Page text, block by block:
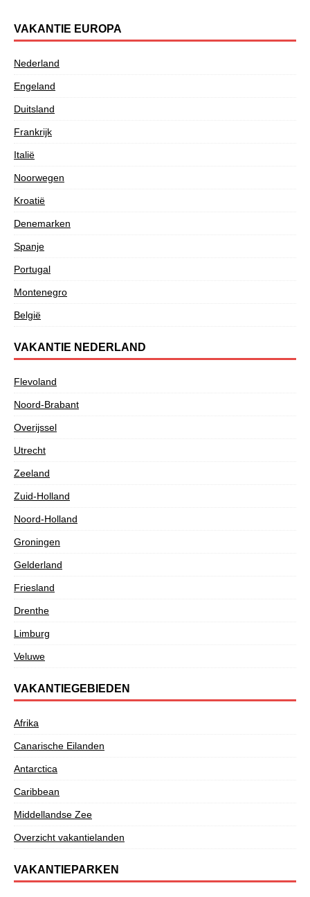
VAKANTIE EUROPA
Nederland
Engeland
Duitsland
Frankrijk
Italië
Noorwegen
Kroatië
Denemarken
Spanje
Portugal
Montenegro
België
VAKANTIE NEDERLAND
Flevoland
Noord-Brabant
Overijssel
Utrecht
Zeeland
Zuid-Holland
Noord-Holland
Groningen
Gelderland
Friesland
Drenthe
Limburg
Veluwe
VAKANTIEGEBIEDEN
Afrika
Canarische Eilanden
Antarctica
Caribbean
Middellandse Zee
Overzicht vakantielanden
VAKANTIEPARKEN